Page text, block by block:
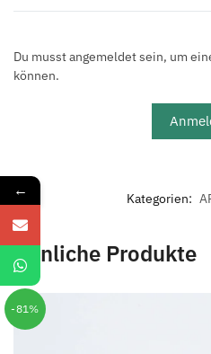
Du musst angemeldet sein, um
können.
Kategorien:
Ähnliche Produkte
-81%
←